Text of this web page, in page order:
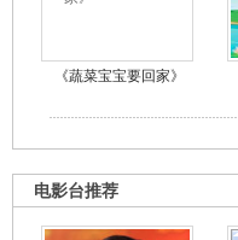
《蔬菜宝宝要回家》
电影台推荐